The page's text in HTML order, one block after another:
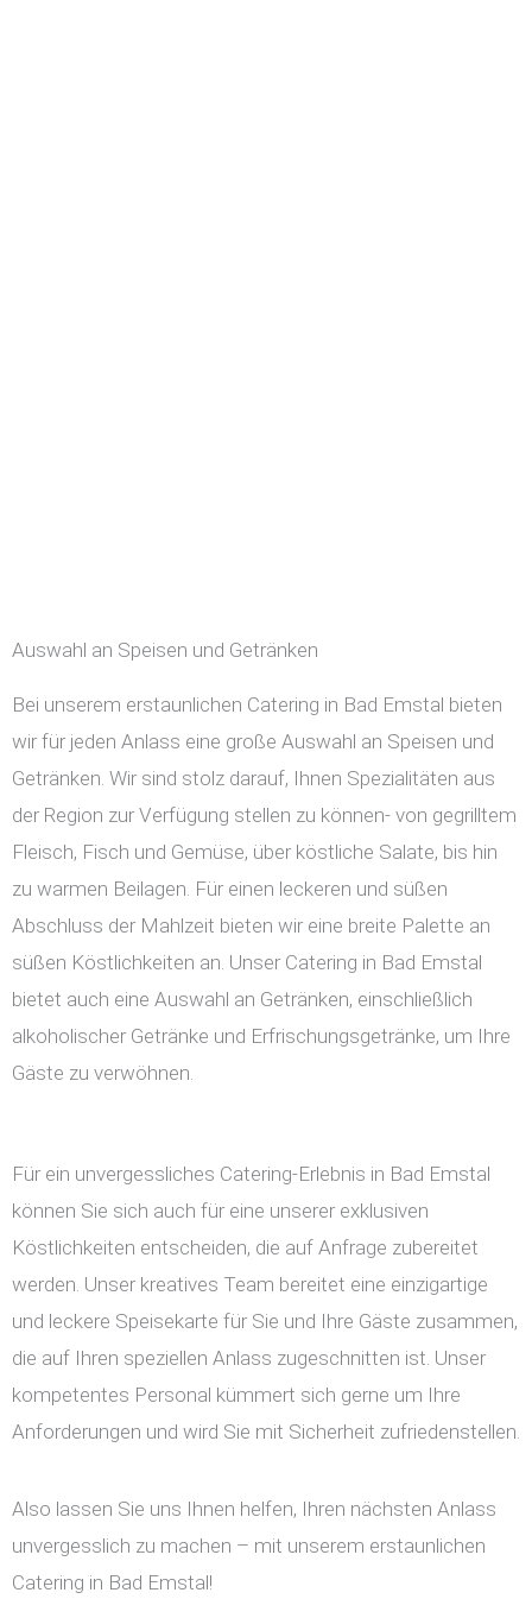
Auswahl an Speisen und Getränken
Bei unserem erstaunlichen Catering in Bad Emstal bieten
wir für jeden Anlass eine große Auswahl an Speisen und
Getränken. Wir sind stolz darauf, Ihnen Spezialitäten aus
der Region zur Verfügung stellen zu können- von gegrilltem
Fleisch, Fisch und Gemüse, über köstliche Salate, bis hin
zu warmen Beilagen. Für einen leckeren und süßen
Abschluss der Mahlzeit bieten wir eine breite Palette an
süßen Köstlichkeiten an. Unser Catering in Bad Emstal
bietet auch eine Auswahl an Getränken, einschließlich
alkoholischer Getränke und Erfrischungsgetränke, um Ihre
Gäste zu verwöhnen.
Für ein unvergessliches Catering-Erlebnis in Bad Emstal
können Sie sich auch für eine unserer exklusiven
Köstlichkeiten entscheiden, die auf Anfrage zubereitet
werden. Unser kreatives Team bereitet eine einzigartige
und leckere Speisekarte für Sie und Ihre Gäste zusammen,
die auf Ihren speziellen Anlass zugeschnitten ist. Unser
kompetentes Personal kümmert sich gerne um Ihre
Anforderungen und wird Sie mit Sicherheit zufriedenstellen.
Also lassen Sie uns Ihnen helfen, Ihren nächsten Anlass
unvergesslich zu machen – mit unserem erstaunlichen
Catering in Bad Emstal!